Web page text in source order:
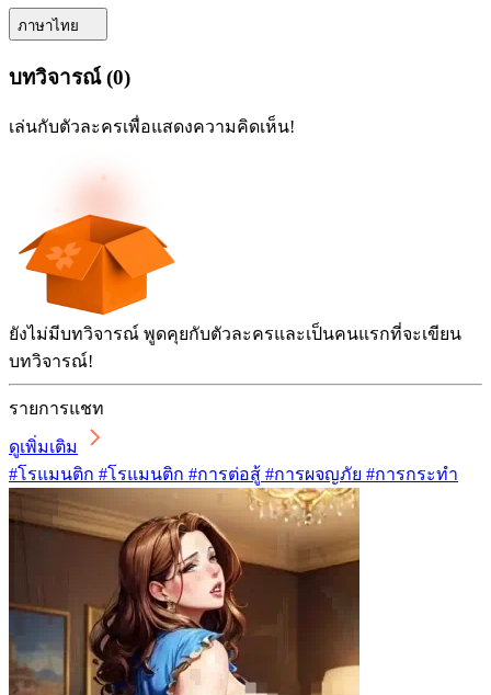
ภาษาไทย
บทวิจารณ์(0)
เล่นกับตัวละครเพื่อแสดงความคิดเห็น!
ยังไม่มีบทวิจารณ์ พูดคุยกับตัวละครและเป็นคนแรกที่จะเขียน
บทวิจารณ์!
รายการแชท
ดูเพิ่มเติม
#โรแมนติก #โรแมนติก #การต่อสู้ #การผจญภัย #การกระทำ